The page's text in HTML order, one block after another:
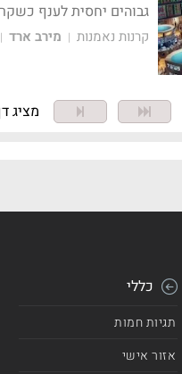
גבוהים יחסית לענף
קרנות נאמנות | מירב ארד |
מציג דף 1
כללי
תגיות חמות
אזור אישי